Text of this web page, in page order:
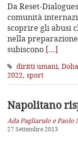
Da Reset-
comunità
scoprire gli abusi
nella
subiscono […]
diritti umani, Doha
2022, sport
Napolitano
Ada Pagliarulo e Paolo
27 Settembre 2013